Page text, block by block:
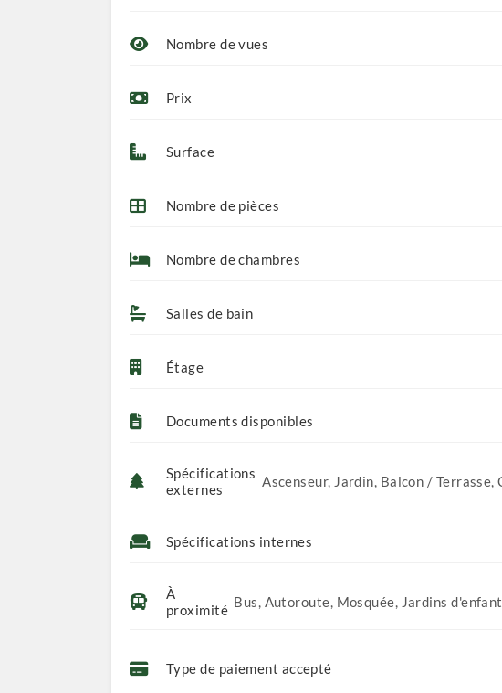
Nombre de vues
Prix
Surface
Nombre de pièces
Nombre de chambres
Salles de bain
Étage
Documents disponibles
Spécifications
externes
Ascenseur, Jardin, Balcon /
Spécifications internes
À
proximité Bus, Autoroute, Mosquée, Jardins
Type de paiement accepté